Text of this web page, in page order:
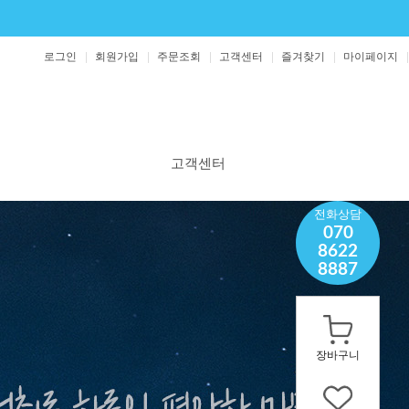
전화상담
070
8622
8887
장바구니
로그인 회원가입 주문조회 고객센터 즐겨찾기 마이페이지
고객센터
보도자료